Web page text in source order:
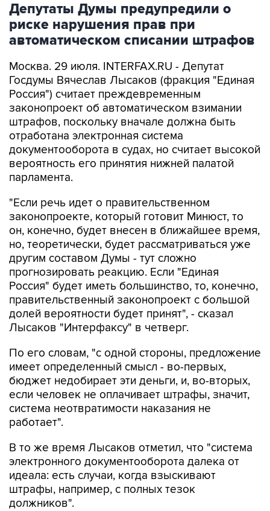
Депутаты Думы предупредили о
риске нарушения прав при
автоматическом списании штрафов
Москва. 29 июля. INTERFAX.RU - Депутат
Госдумы Вячеслав Лысаков (фракция "Единая
Россия") считает преждевременным
законопроект об автоматическом взимании
штрафов, поскольку вначале должна быть
отработана электронная система
документооборота в судах, но считает высокой
вероятность его принятия нижней палатой
парламента.
"Если речь идет о правительственном
законопроекте, который готовит Минюст, то
он, конечно, будет внесен в ближайшее время,
но, теоретически, будет рассматриваться уже
другим составом Думы - тут сложно
прогнозировать реакцию. Если "Единая
Россия" будет иметь большинство, то, конечно,
правительственный законопроект с большой
долей вероятности будет принят", - сказал
Лысаков "Интерфаксу" в четверг.
По его словам, "с одной стороны, предложение
имеет определенный смысл - во-первых,
бюджет недобирает эти деньги, и, во-вторых,
если человек не оплачивает штрафы, значит,
система неотвратимости наказания не
работает".
В то же время Лысаков отметил, что "система
электронного документооборота далека от
идеала: есть случаи, когда взыскивают
штрафы, например, с полных тезок
должников".